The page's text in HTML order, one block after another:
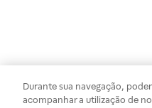
Durante sua navegação,
acompanhar a utilização de